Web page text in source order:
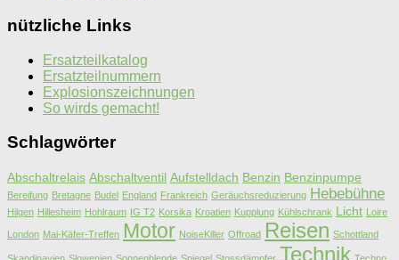
nützliche Links
Ersatzteilkatalog
Ersatzteilnummern
Explosionszeichnungen
So wirds gemacht!
Schlagwörter
Abschaltrelais Abschaltventil Aufstelldach Benzin Benzinpumpe
Bereifung Bretagne Budel England Frankreich Geräuchsreduzierung Hebebühne
Hilgen Hillesheim Hohlraum IG T2 Korsika Kroatien Kupplung Kühlschrank Licht Loire
London Mai-Käfer-Treffen Motor NoiseKiller Offroad Reisen Schottland
Technik